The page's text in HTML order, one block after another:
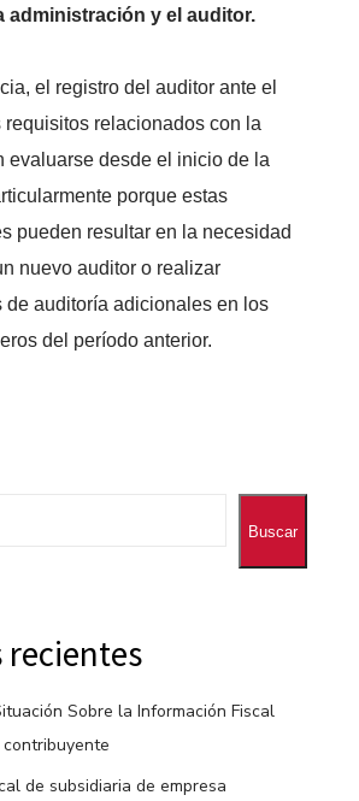
administración y el auditor.
el registro del auditor ante el
requisitos relacionados con la
evaluarse desde el inicio de la
porque estas
pueden resultar en la necesidad
nuevo auditor o realizar
de auditoría adicionales en los
del período anterior.
Buscar
recientes
Sobre la Información Fiscal
contribuyente
de subsidiaria de empresa